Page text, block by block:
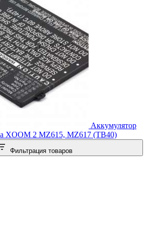
Аккумулятор
XOOM 2 MZ615, MZ617 (TB40)
Фильтрация товаров